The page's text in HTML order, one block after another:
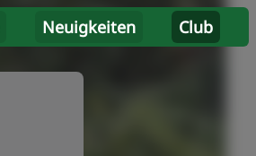
Neuigkeiten Club